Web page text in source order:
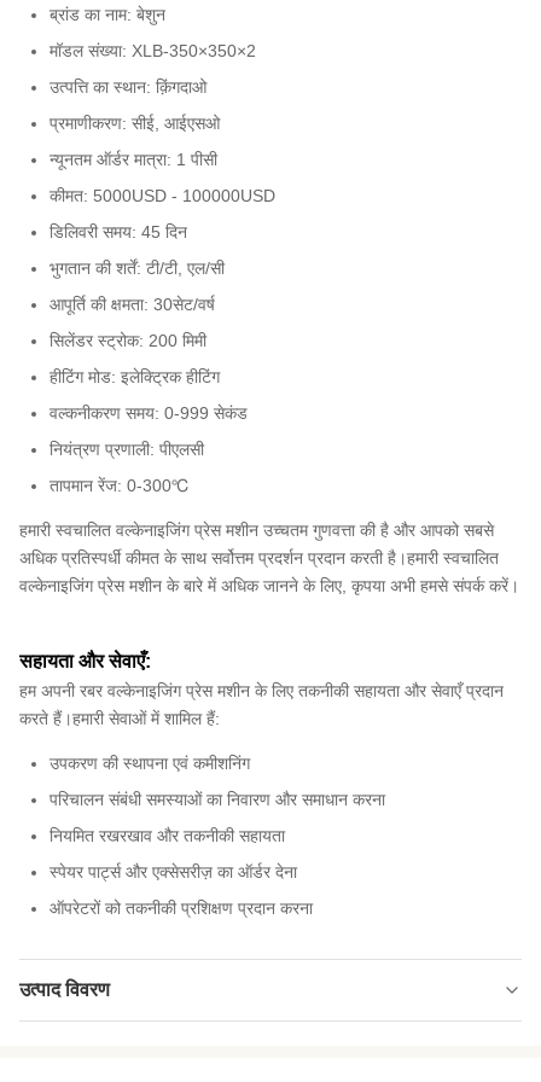
ब्रांड का नाम: बेशुन
मॉडल संख्या: XLB-350×350×2
उत्पत्ति का स्थान: क़िंगदाओ
प्रमाणीकरण: सीई, आईएसओ
न्यूनतम ऑर्डर मात्रा: 1 पीसी
कीमत: 5000USD - 100000USD
डिलिवरी समय: 45 दिन
भुगतान की शर्तें: टी/टी, एल/सी
आपूर्ति की क्षमता: 30सेट/वर्ष
सिलेंडर स्ट्रोक: 200 मिमी
हीटिंग मोड: इलेक्ट्रिक हीटिंग
वल्कनीकरण समय: 0-999 सेकंड
नियंत्रण प्रणाली: पीएलसी
तापमान रेंज: 0-300℃
हमारी स्वचालित वल्केनाइजिंग प्रेस मशीन उच्चतम गुणवत्ता की है और आपको सबसे
अधिक प्रतिस्पर्धी कीमत के साथ सर्वोत्तम प्रदर्शन प्रदान करती है।हमारी स्वचालित
वल्केनाइजिंग प्रेस मशीन के बारे में अधिक जानने के लिए, कृपया अभी हमसे संपर्क करें।
सहायता और सेवाएँ:
हम अपनी रबर वल्केनाइजिंग प्रेस मशीन के लिए तकनीकी सहायता और सेवाएँ प्रदान
करते हैं।हमारी सेवाओं में शामिल हैं:
उपकरण की स्थापना एवं कमीशनिंग
परिचालन संबंधी समस्याओं का निवारण और समाधान करना
नियमित रखरखाव और तकनीकी सहायता
स्पेयर पार्ट्स और एक्सेसरीज़ का ऑर्डर देना
ऑपरेटरों को तकनीकी प्रशिक्षण प्रदान करना
उत्पाद विवरण